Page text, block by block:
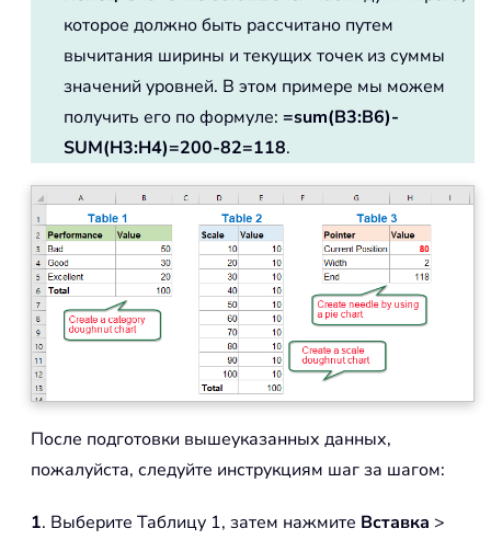
которое должно быть рассчитано путем
вычитания ширины и текущих точек из суммы
значений уровней. В этом примере мы можем
получить его по формуле: =sum(B3:B6)-
SUM(H3:H4)=200-82=118.
После подготовки вышеуказанных данных,
пожалуйста, следуйте инструкциям шаг за шагом:
1. Выберите Таблицу 1, затем нажмите Вставка >